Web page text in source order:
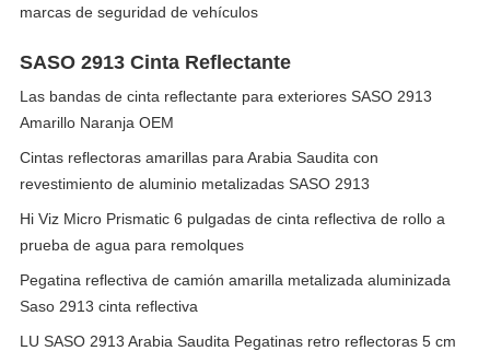
marcas de seguridad de vehículos
SASO 2913 Cinta Reflectante
Las bandas de cinta reflectante para exteriores SASO 2913
Amarillo Naranja OEM
Cintas reflectoras amarillas para Arabia Saudita con
revestimiento de aluminio metalizadas SASO 2913
Hi Viz Micro Prismatic 6 pulgadas de cinta reflectiva de rollo a
prueba de agua para remolques
Pegatina reflectiva de camión amarilla metalizada aluminizada
Saso 2913 cinta reflectiva
LU SASO 2913 Arabia Saudita Pegatinas retro reflectoras 5 cm